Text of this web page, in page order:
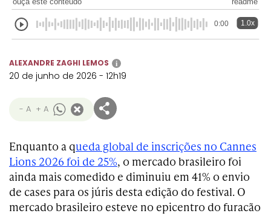
Transformation
Creative
Commerce
Entertainment
for Music
for Sport
Film Craft
Media
Creative Brand
Creative
Transformation
Creative Data
Entertainment
Entertainment
for Music
Entertainment
Innovation
Luxury
Titanium
0:00 1.0x
ALEXANDRE ZAGHI LEMOS i
20 de junho de 2026 - 12h19
- A + A
Enquanto a queda global de inscrições no Cannes
Lions 2026 foi de 25%, o mercado brasileiro foi
ainda mais comedido e diminuiu em 41% o envio
de cases para os júris desta edição do festival. O
mercado brasileiro esteve no epicentro do furacão